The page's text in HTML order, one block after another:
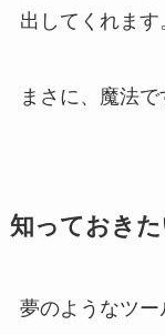
出してくれます
まさに、魔法で
知っておき
夢のようなツー